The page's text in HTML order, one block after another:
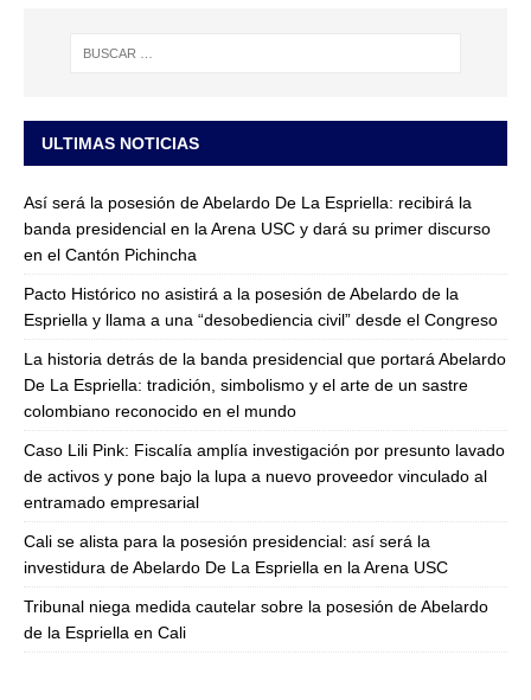
ULTIMAS NOTICIAS
Así será la posesión de Abelardo De La Espriella: recibirá la
banda presidencial en la Arena USC y dará su primer discurso
en el Cantón Pichincha
Pacto Histórico no asistirá a la posesión de Abelardo de la
Espriella y llama a una “desobediencia civil” desde el Congreso
La historia detrás de la banda presidencial que portará Abelardo
De La Espriella: tradición, simbolismo y el arte de un sastre
colombiano reconocido en el mundo
Caso Lili Pink: Fiscalía amplía investigación por presunto lavado
de activos y pone bajo la lupa a nuevo proveedor vinculado al
entramado empresarial
Cali se alista para la posesión presidencial: así será la
investidura de Abelardo De La Espriella en la Arena USC
Tribunal niega medida cautelar sobre la posesión de Abelardo
de la Espriella en Cali